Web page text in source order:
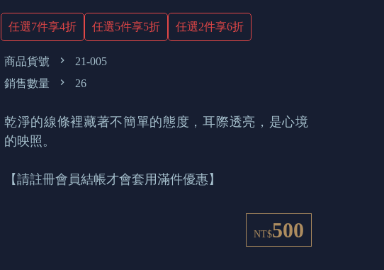
任選7件享4折 任選5件享5折 任選2件享6折
商品貨號
21-005
銷售數量
26
乾淨的線條裡藏著不簡單的態度，耳際透亮，是心境
的映照。
【請註冊會員結帳才會套用滿件優惠】
NT$500